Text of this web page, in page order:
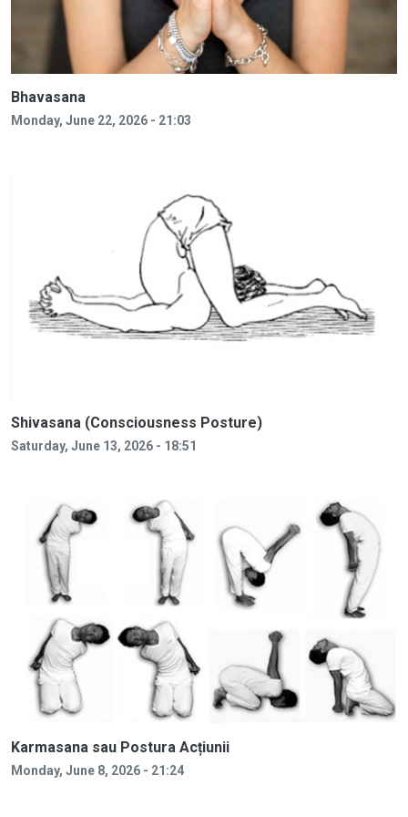
Bhavasana
Monday, June 22, 2026 - 21:03
Shivasana (Consciousness Posture)
Saturday, June 13, 2026 - 18:51
Karmasana sau Postura Acțiunii
Monday, June 8, 2026 - 21:24